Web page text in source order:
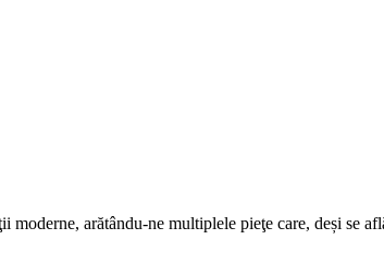
arătându-ne multiplele pieţe care, deși se